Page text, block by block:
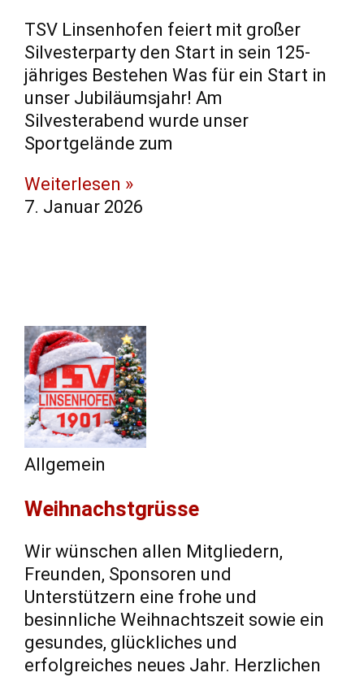
TSV Linsenhofen feiert mit großer
Silvesterparty den Start in sein 125-
jähriges Bestehen Was für ein Start in
unser Jubiläumsjahr! Am
Silvesterabend wurde unser
Sportgelände zum
Weiterlesen »
7. Januar 2026
Allgemein
Weihnachstgrüsse
Wir wünschen allen Mitgliedern,
Freunden, Sponsoren und
Unterstützern eine frohe und
besinnliche Weihnachtszeit sowie ein
gesundes, glückliches und
erfolgreiches neues Jahr. Herzlichen